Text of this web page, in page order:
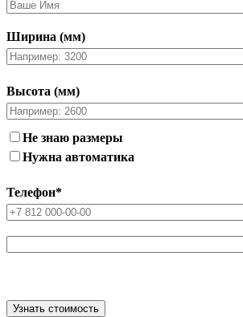
Ширина (мм)
Высота (мм)
Не знаю размеры
Нужна автоматика
Телефон*